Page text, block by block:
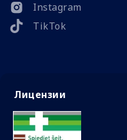
Instagram
TikTok
Лицензии